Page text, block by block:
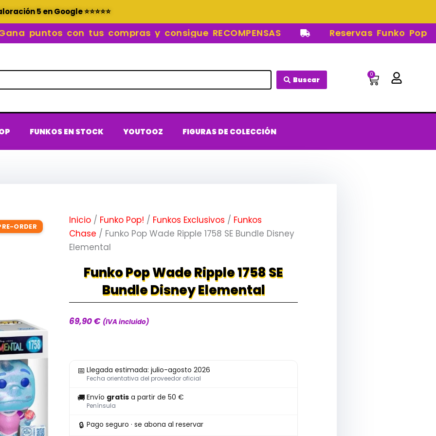
5 en Google ⭐⭐⭐⭐⭐
puntos con tus compras y consigue RECOMPENSAS Reservas Funko Pop
Buscar
0
Carrito
FUNKOS EN STOCK YOUTOOZ FIGURAS DE COLECCIÓN
ORDER
Inicio / Funko Pop! / Funkos Exclusivos / Funkos
Chase / Funko Pop Wade Ripple 1758 SE Bundle Disney
Elemental
Funko Pop Wade Ripple 1758 SE
Bundle Disney Elemental
69,90€ (IVA incluido)
📅 Llegada estimada: julio-agosto 2026
Fecha orientativa del proveedor oficial
🚚 Envío gratis a partir de 50 €
Península
🔒 Pago seguro · se abona al reservar
Pop
Ripple
SE